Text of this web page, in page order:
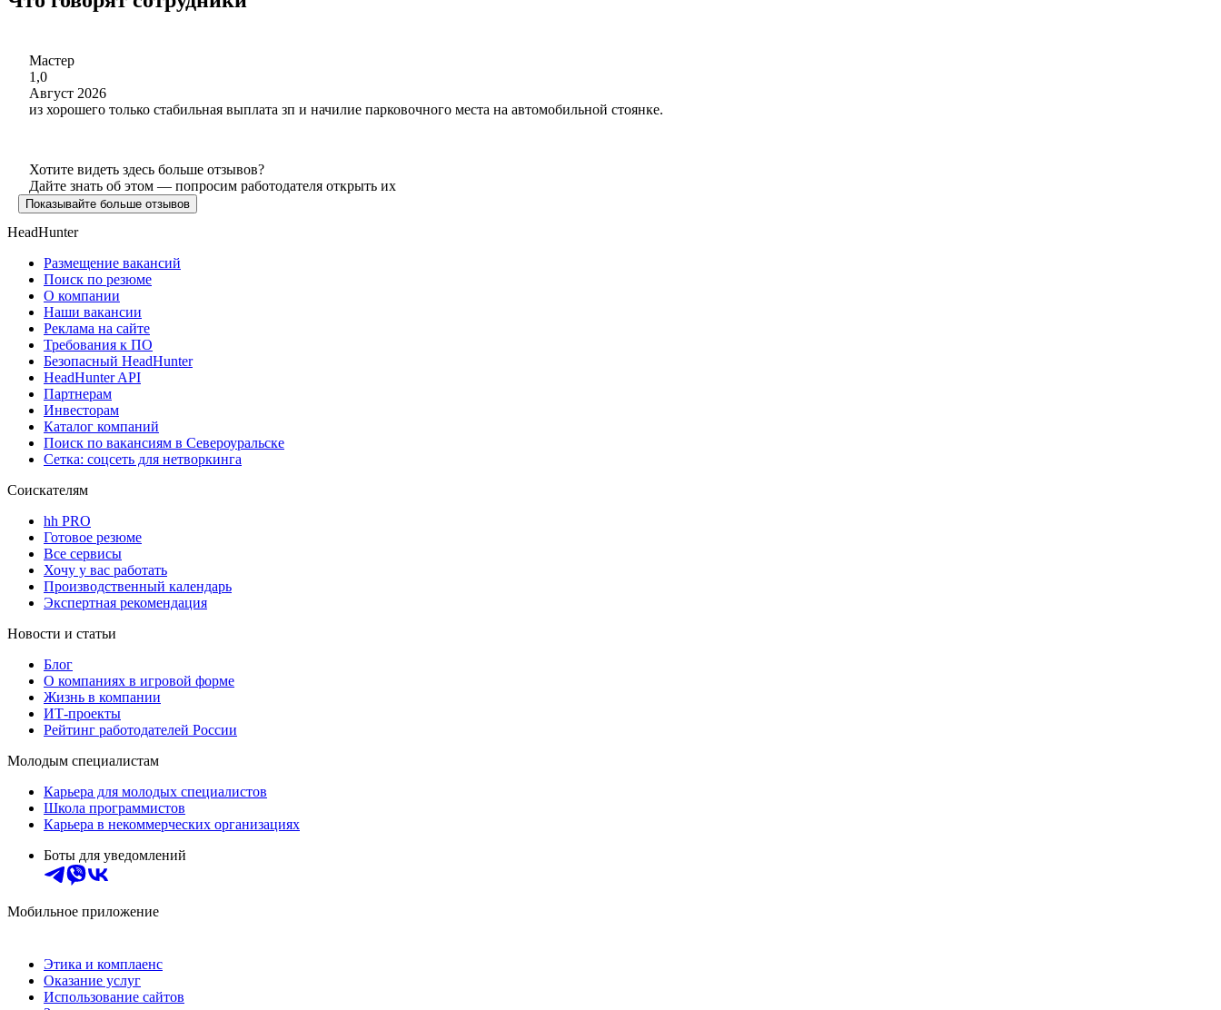
Мастер
1,0
Август 2026
из хорошего только стабильная выплата зп и начилие парковочного места на автомобильной стоянке.
Хотите видеть здесь больше отзывов?
Дайте знать об этом — попросим работодателя открыть их
Показывайте больше отзывов
HeadHunter
Размещение вакансий
Поиск по резюме
О компании
Наши вакансии
Реклама на сайте
Требования к ПО
Безопасный HeadHunter
HeadHunter API
Партнерам
Инвесторам
Каталог компаний
Поиск по вакансиям в Североуральске
Сетка: соцсеть для нетворкинга
Соискателям
hh PRO
Готовое резюме
Все сервисы
Хочу у вас работать
Производственный календарь
Экспертная рекомендация
Новости и статьи
Блог
О компаниях в игровой форме
Жизнь в компании
ИТ-проекты
Рейтинг работодателей России
Молодым специалистам
Карьера для молодых специалистов
Школа программистов
Карьера в некоммерческих организациях
Боты для уведомлений
Мобильное приложение
Этика и комплаенс
Оказание услуг
Использование сайтов